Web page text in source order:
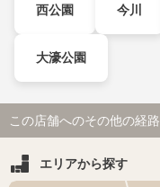
西公園 今川
大濠公園
この店舗へのその他の経路
エリアから探す